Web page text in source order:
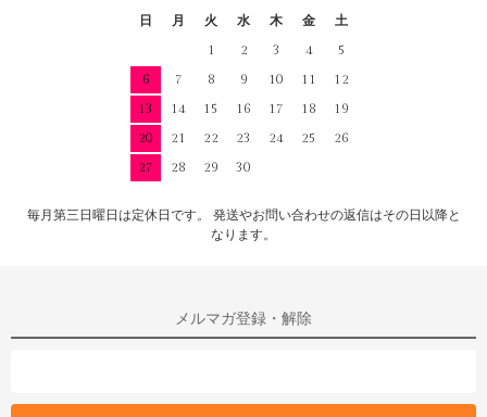
日
月 火 水 木 金
土
1
2 3 4
5
6
7 8 9 10 11
12
13
14 15 16 17 18
19
20
21 22 23 24 25
26
27
28 29 30
毎月第三日曜日は定休日です。 発送やお問い合わせの返信はその日以降と
なります。
メルマガ登録・解除